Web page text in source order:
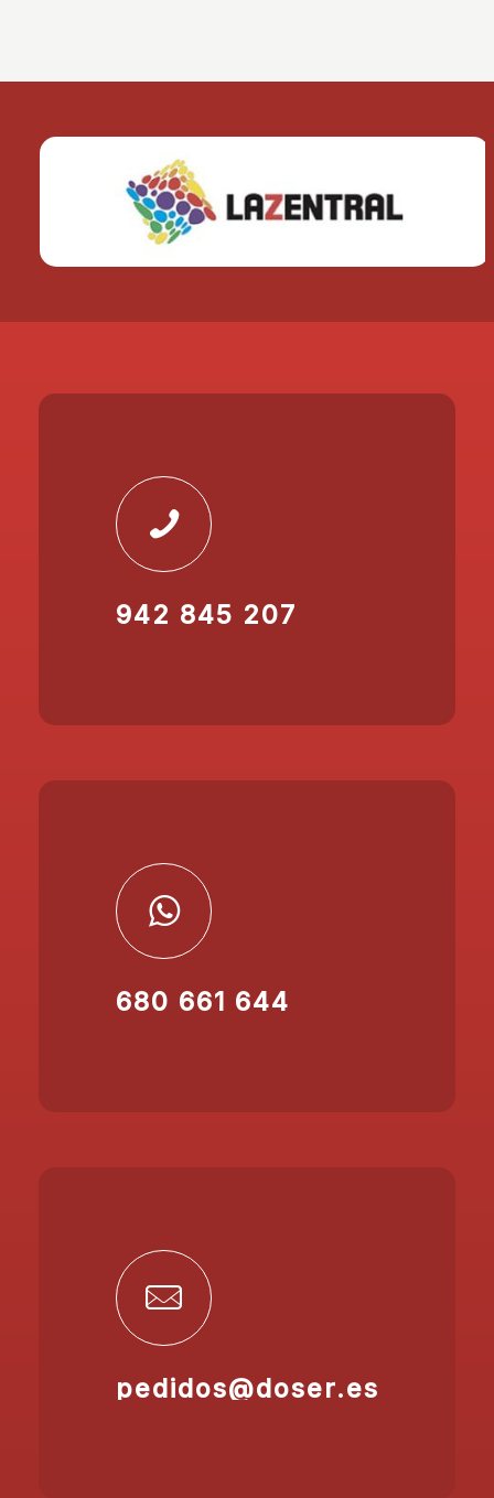
942 845 207
680 661 644
pedidos@doser.es